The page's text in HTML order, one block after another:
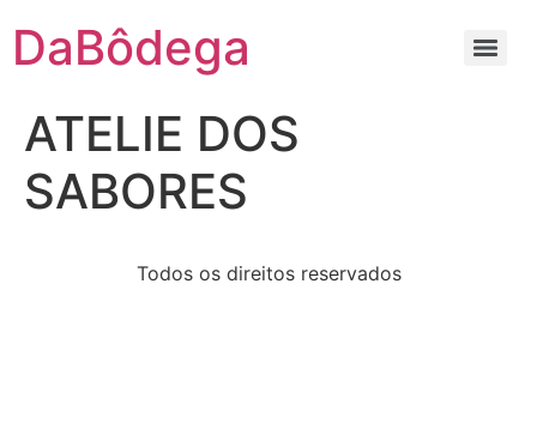
DaBôdega
ATELIE DOS
SABORES
Todos os direitos reservados